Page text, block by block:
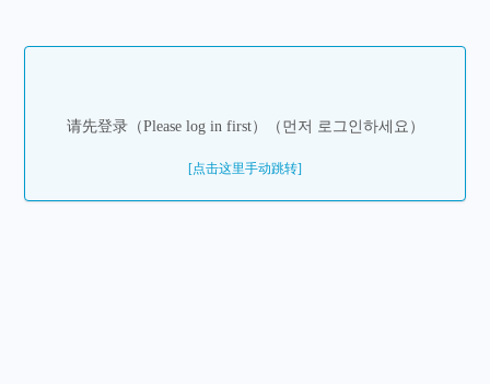
请先登录（Please log in first）（먼저 로그인하세요）
[点击这里手动跳转]